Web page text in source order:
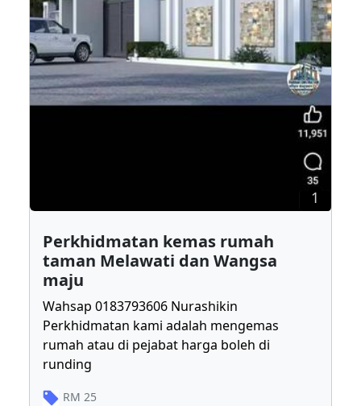
1
Perkhidmatan kemas rumah
taman Melawati dan Wangsa
maju
Wahsap 0183793606 Nurashikin
Perkhidmatan kami adalah mengemas
rumah atau di pejabat harga boleh di
runding
RM 25